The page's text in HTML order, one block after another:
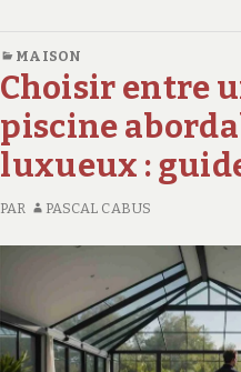
MAISON
Choisir entre
piscine
luxueux :
PAR PASCAL CABUS